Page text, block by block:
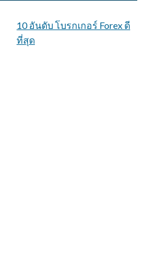
10 อันดับ โบรกเกอร์ Forex ดี
ที่สุด